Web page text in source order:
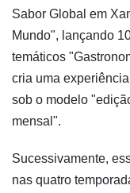
Sabor Global em
Mundo", lançando
temáticos
cria uma
sob o modelo
mensal".
Sucessivamente,
nas quatro